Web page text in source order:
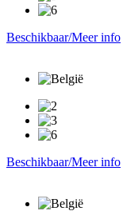
Beschikbaar/Meer info
Beschikbaar/Meer info